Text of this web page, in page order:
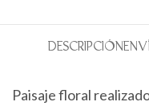
DESCRIPCIÓN
Paisaje floral